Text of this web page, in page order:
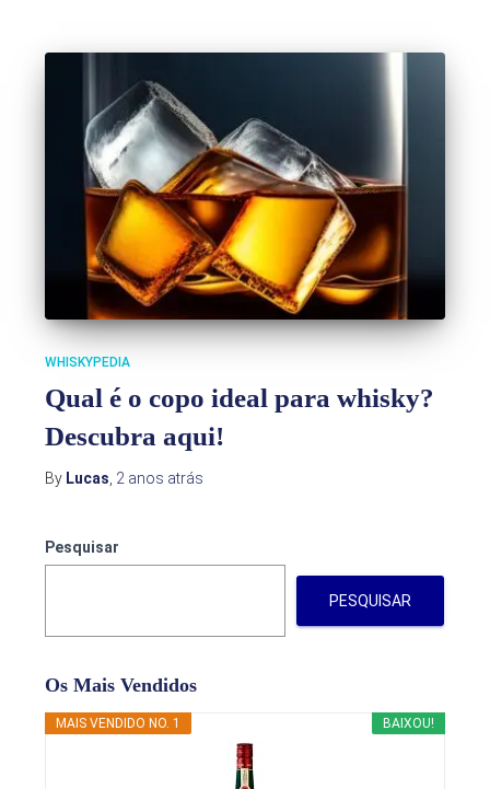
WHISKYPEDIA
Qual é o copo ideal para whisky?
Descubra aqui!
By Lucas 2 anos atrás
Pesquisar
PESQUISAR
Os Mais Vendidos
BAIXOU!
MAIS VENDIDO NO. 1